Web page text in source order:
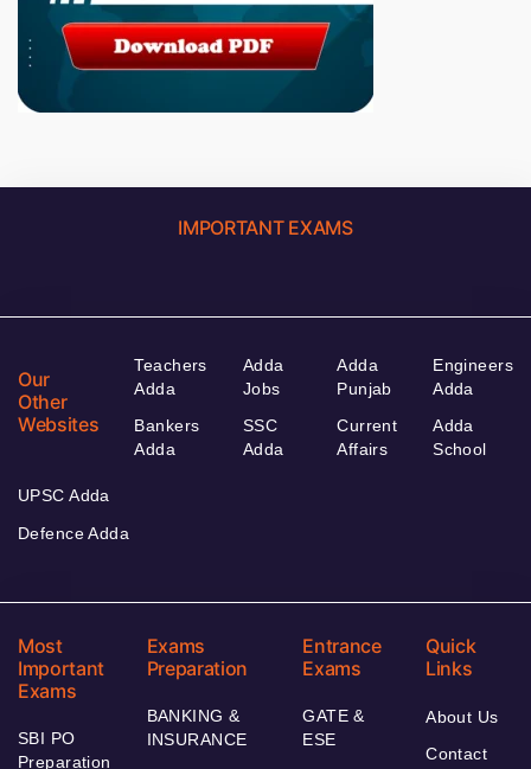
IMPORTANT EXAMS
Our
Other
Websites
Teachers
Adda
Bankers
Adda
Adda
Jobs
SSC
Adda
Adda
Punjab
Current
Affairs
Engineers
Adda
Adda
School
UPSC Adda
Defence Adda
Most
Important
Exams
SBI PO
Preparation
Exams
Preparation
BANKING &
INSURANCE
Entrance
Exams
GATE &
ESE
Quick
Links
About Us
Contact